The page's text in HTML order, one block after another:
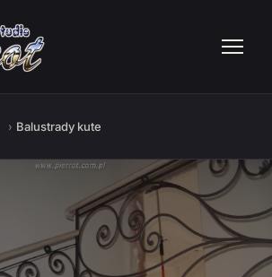
Balustrady kute